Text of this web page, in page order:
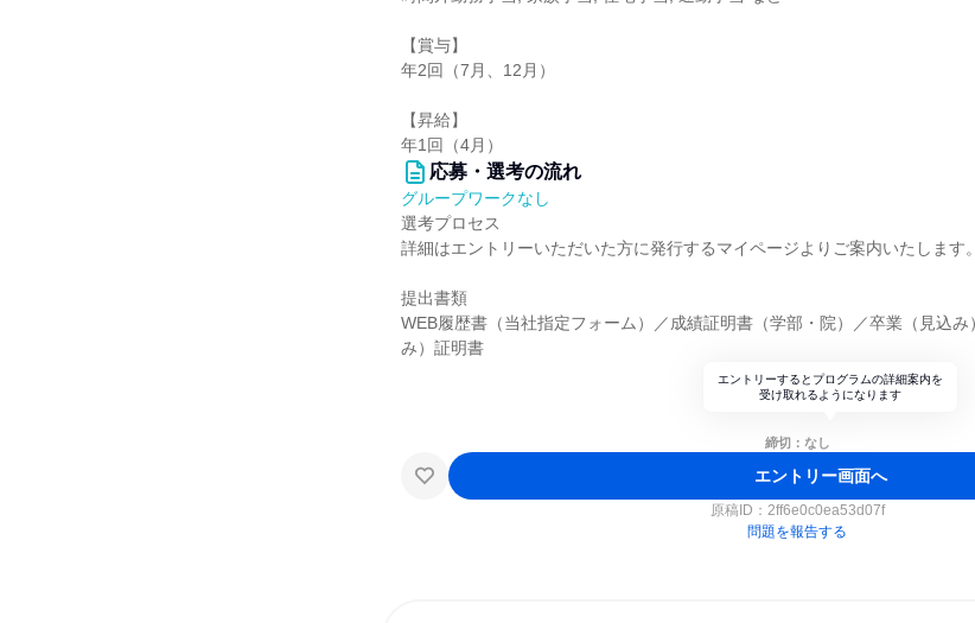
【賞与】
年2回（7月、12月）
【昇給】
年1回（4月）
応募・選考の流れ
グループワークなし
選考プロセス
詳細はエントリーいただいた方に発行するマイページよりご案内いたします。
提出書類
WEB履歴書（当社指定フォーム）／成績証明書（学部・院）／卒業（見込
み）証明書
エントリーするとプログラムの詳細案内を
受け取れるようになります
締切：なし
エントリー画面へ
原稿ID： 2ff6e0c0ea53d07f
問題を報告する